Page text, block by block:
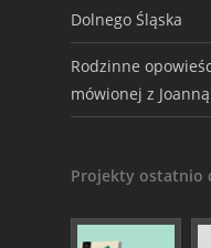
Dolnego Śląska
Rodzinne
mówionej z
Projekty ostatnio